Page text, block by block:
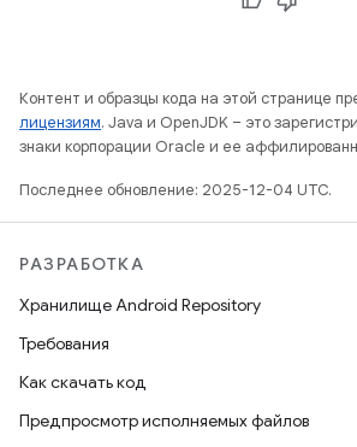
Контент и образцы кода на этой странице
лицензиям. Java и OpenJDK – это
знаки корпорации Oracle и ее
Последнее обновление: 2025-12-04 UTC.
РАЗРАБОТКА
Хранилище Android Repository
Требования
Как скачать код
Предпросмотр исполняемых файлов